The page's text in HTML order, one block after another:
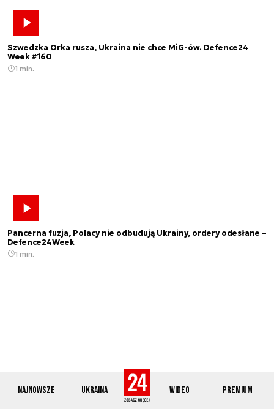
Najnowsze Ukraina Wideo Premium
Szwedzka Orka rusza, Ukraina nie chce MiG-ów. Defence24
Week #160
1 min.
Pancerna fuzja, Polacy nie odbudują Ukrainy, ordery odesłane –
Defence24Week
1 min.